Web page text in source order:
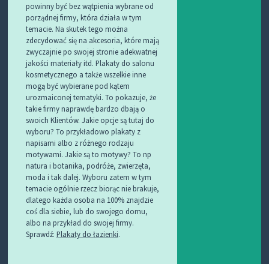
powinny być bez wątpienia wybrane od
porządnej firmy, która działa w tym
temacie. Na skutek tego można
zdecydować się na akcesoria, które mają
zwyczajnie po swojej stronie adekwatnej
jakości materiały itd. Plakaty do salonu
kosmetycznego a także wszelkie inne
mogą być wybierane pod kątem
urozmaiconej tematyki. To pokazuje, że
takie firmy naprawdę bardzo dbają o
swoich Klientów. Jakie opcje są tutaj do
wyboru? To przykładowo plakaty z
napisami albo z różnego rodzaju
motywami. Jakie są to motywy? To np
natura i botanika, podróże, zwierzęta,
moda i tak dalej. Wyboru zatem w tym
temacie ogólnie rzecz biorąc nie brakuje,
dlatego każda osoba na 100% znajdzie
coś dla siebie, lub do swojego domu,
albo na przykład do swojej firmy.
Sprawdź: Plakaty do łazienki.